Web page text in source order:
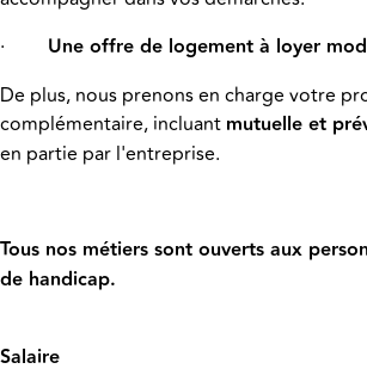
· Une offre de logement à loyer
De plus, nous prenons en charge votre
complémentaire, incluant mutuelle et
en partie par l'entreprise.
Tous nos métiers sont ouverts aux
de handicap.
Salaire